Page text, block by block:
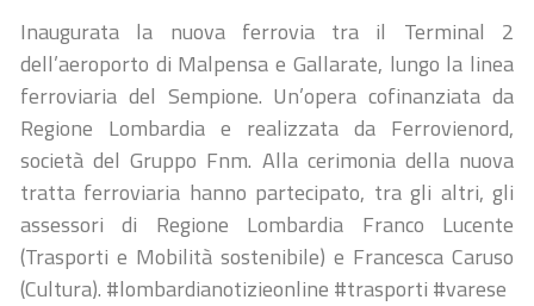
Inaugurata la nuova ferrovia tra il Terminal 2
dell’aeroporto di Malpensa e Gallarate, lungo la linea
ferroviaria del Sempione. Un’opera cofinanziata da
Regione Lombardia e realizzata da Ferrovienord,
società del Gruppo Fnm. Alla cerimonia della nuova
tratta ferroviaria hanno partecipato, tra gli altri, gli
assessori di Regione Lombardia Franco Lucente
(Trasporti e Mobilità sostenibile) e Francesca Caruso
(Cultura). #lombardianotizieonline #trasporti #varese